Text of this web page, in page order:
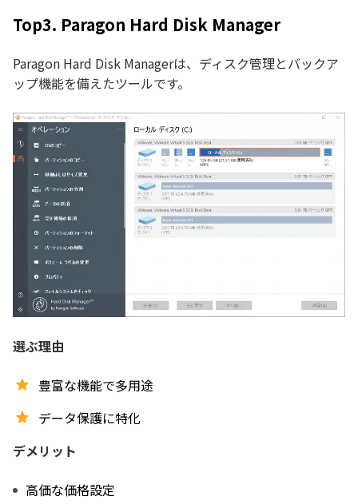
Top3. Paragon Hard Disk Manager
Paragon Hard Disk Managerは、ディスク管理とバックア
ップ機能を備えたツールです。
選ぶ理由
豊富な機能で多用途
データ保護に特化
デメリット
高価な価格設定